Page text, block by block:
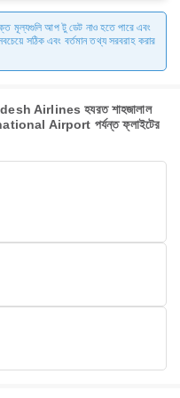
মূল্যগুলি আপ টু ডেট নাও হতে পারে এবং
সঠিক এবং বর্তমান তথ্য সরবরাহ করার
Airlines হযরত শাহজালাল
Airport পর্যন্ত ফ্লাইটের